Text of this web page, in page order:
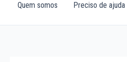
Quem somos Preciso de ajuda